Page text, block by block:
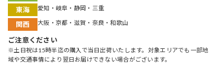
東海 愛知・岐阜・静岡・三重
関西 大阪・京都・滋賀・奈良・和歌山
ご注意ください
※土日祝は15時半迄の購入で当日出荷いたします。対象エリアでも一部地
域や交通事情により翌日お届けできない場合がございます。